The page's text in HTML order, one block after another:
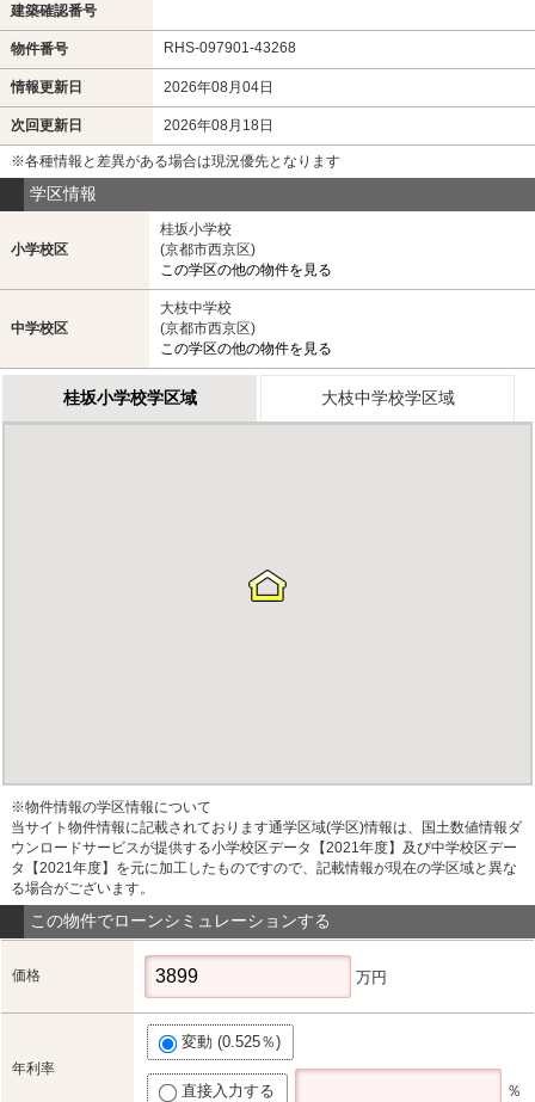
建築確認番号
物件番号 RHS-097901-43268
情報更新日 2026年08月04日
次回更新日 2026年08月18日
※各種情報と差異がある場合は現況優先となります
学区情報
小学校区
桂坂小学校
(京都市西京区)
この学区の他の物件を見る
中学校区
大枝中学校
(京都市西京区)
この学区の他の物件を見る
桂坂小学校学区域 大枝中学校学区域
※物件情報の学区情報について
当サイト物件情報に記載されております通学区域(学区)情報は、国土数値情報ダ
ウンロードサービスが提供する小学校区データ【2021年度】及び中学校区デー
タ【2021年度】を元に加工したものですので、記載情報が現在の学区域と異な
る場合がございます。
この物件でローンシミュレーションする
価格 万円
年利率
変動 (0.525％)
直接入力する ％